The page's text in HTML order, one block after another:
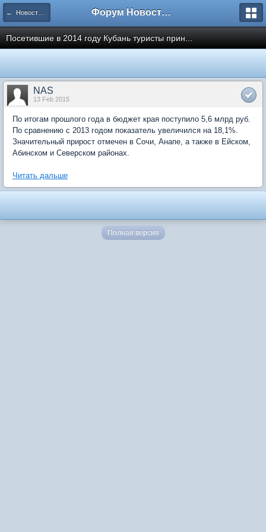
← Новости рынка недвижимости Форум Новостройки
Посетившие в 2014 году Кубань туристы прин...
NAS
13 Feb 2015
По итогам прошлого года в бюджет края поступило 5,6 млрд руб.
По сравнению с 2013 годом показатель увеличился на 18,1%.
Значительный прирост отмечен в Сочи, Анапе, а также в Ейском,
Абинском и Северском районах.
Читать дальше
Полная версия